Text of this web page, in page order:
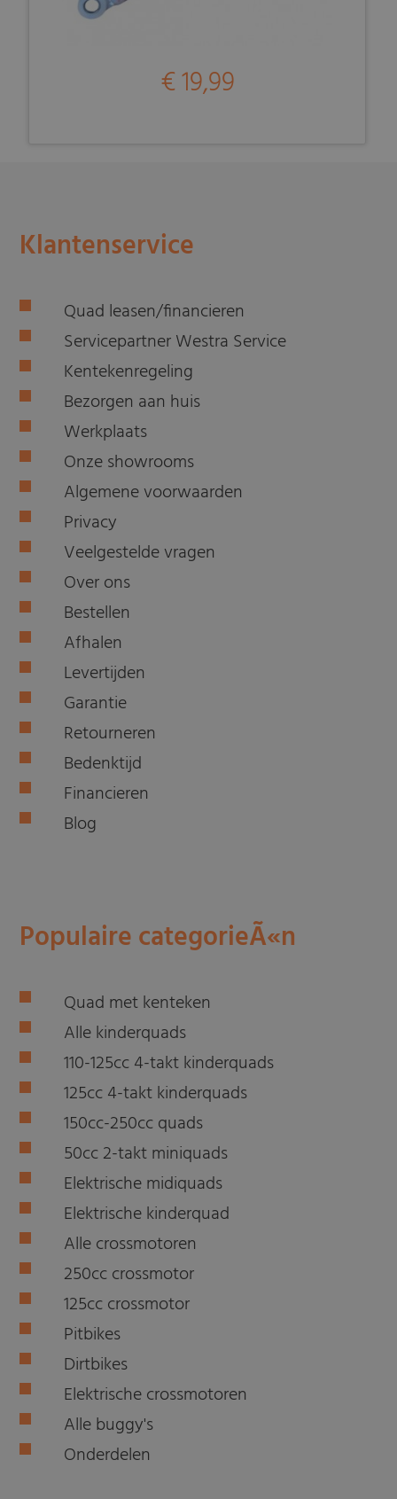
€ 19,99
Klantenservice
Quad leasen/financieren
Servicepartner Westra Service
Kentekenregeling
Bezorgen aan huis
Werkplaats
Onze showrooms
Algemene voorwaarden
Privacy
Veelgestelde vragen
Over ons
Bestellen
Afhalen
Levertijden
Garantie
Retourneren
Bedenktijd
Financieren
Blog
Populaire categorieÃ«n
Quad met kenteken
Alle kinderquads
110-125cc 4-takt kinderquads
125cc 4-takt kinderquads
150cc-250cc quads
50cc 2-takt miniquads
Elektrische midiquads
Elektrische kinderquad
Alle crossmotoren
250cc crossmotor
125cc crossmotor
Pitbikes
Dirtbikes
Elektrische crossmotoren
Alle buggy's
Onderdelen